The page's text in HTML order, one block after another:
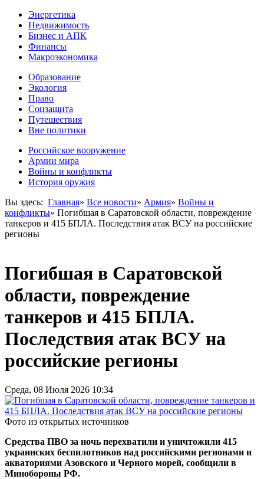
Энергетика
Недвижимость
Бизнес и АПК
Финансы
Макроэкономика
Образование
Экология
Право
Соцзащита
Путешествия
Вне политики
Российское вооружение
Армии мира
Войны и конфликты
История оружия
Вы здесь: Главная» Все новости» Армия» Войны и
конфликты» Погибшая в Саратовской области, повреждение
танкеров и 415 БПЛА. Последствия атак ВСУ на российские
регионы
Погибшая в Саратовской
области, повреждение
танкеров и 415 БПЛА.
Последствия атак ВСУ на
российские регионы
Среда, 08 Июля 2026 10:34
Фото из открытых источников
Средства ПВО за ночь перехватили и уничтожили 415
украинских беспилотников над российскими регионами и
акваториями Азовского и Черного морей, сообщили в
Минобороны РФ.